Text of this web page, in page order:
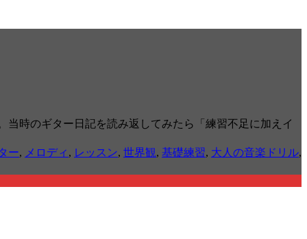
時のギター日記を読み返してみたら「練習不足に加えイ
ー, メロディ , レッスン, 世界観, 基礎練習, 大人の音楽ドリル,